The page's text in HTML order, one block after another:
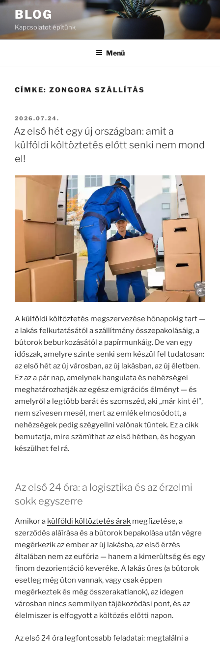
Tartalomhoz
BLOG
Kapcsolatot építünk
Menü
CÍMKE: ZONGORA SZÁLLÍTÁS
BEKÜLDVE:
2026.07.24.
Az első hét egy új országban: amit a
külföldi költöztetés előtt senki nem mond
el!
A külföldi költöztetés megszervezése hónapokig tart —
a lakás felkutatásától a szállítmány összepakolásáig, a
bútorok beburkozásától a papírmunkáig. De van egy
időszak, amelyre szinte senki sem készül fel tudatosan:
az első hét az új városban, az új lakásban, az új életben.
Ez az a pár nap, amelynek hangulata és nehézségei
meghatározhatják az egész emigrációs élményt — és
amelyről a legtöbb barát és szomszéd, aki „már kint él”,
nem szívesen mesél, mert az emlék elmosódott, a
nehézségek pedig szégyellni valónak tűntek. Ez a cikk
bemutatja, mire számíthat az első hétben, és hogyan
készülhet fel rá.
Az első 24 óra: a logisztika és az érzelmi
sokk egyszerre
Amikor a külföldi költöztetés árak megfizetése, a
szerződés aláírása és a bútorok bepakolása után végre
megérkezik az ember az új lakásba, az első érzés
általában nem az eufória — hanem a kimerültség és egy
finom dezorientáció keveréke. A lakás üres (a bútorok
esetleg még úton vannak, vagy csak éppen
megérkeztek és még összerakatlanok), az idegen
városban nincs semmilyen tájékozódási pont, és az
élelmiszer is elfogyott a költözés előtti napon.
Az első 24 óra legfontosabb feladatai: megtalálni a